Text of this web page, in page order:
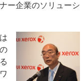
ー企業のソリューシ